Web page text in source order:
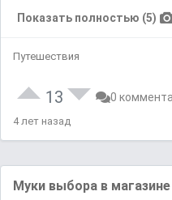
Показать полностью (5)
Путешествия
13 0
4 лет назад
Mуки выбopa в